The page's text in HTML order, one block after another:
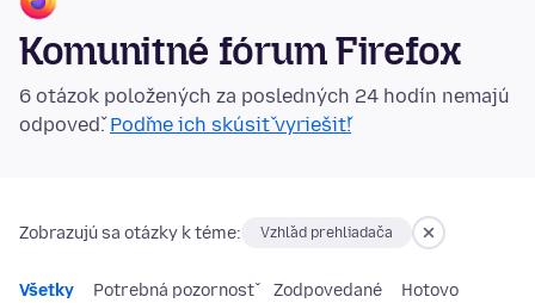
Komunitné fórum Firefox
6 otázok položených za posledných 24 hodín nemajú
odpoveď.Poďme ich skúsiť vyriešiť!
Zobrazujú sa otázky k téme: Vzhľad prehliadača
Všetky Potrebná pozornosť Zodpovedané Hotovo